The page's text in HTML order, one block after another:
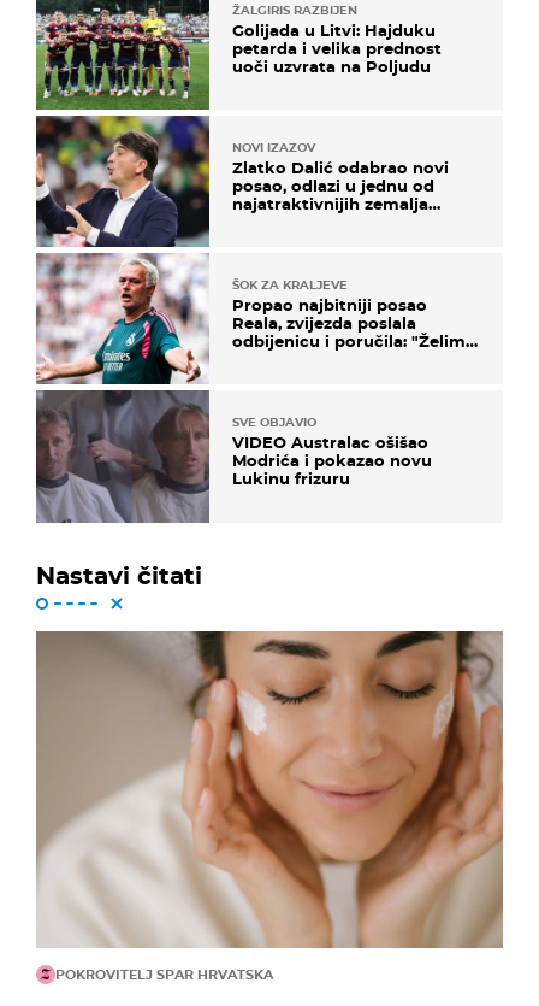
ŽALGIRIS RAZBIJEN
Golijada u Litvi: Hajduku
petarda i velika prednost
uoči uzvrata na Poljudu
NOVI IZAZOV
Zlatko Dalić odabrao novi
posao, odlazi u jednu od
najatraktivnijih zemalja
ŠOK ZA KRALJEVE
Propao najbitniji posao
Reala, zvijezda poslala
odbijenicu i poručila: "Želim
SVE OBJAVIO
VIDEO Australac ošišao
Modrića i pokazao novu
Lukinu frizuru
Nastavi čitati
POKROVITELJ SPAR HRVATSKA